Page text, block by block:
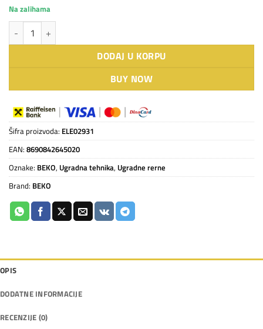
Na zalihama
BEKO BCBIE 17300 KSB ugradna rerna količina
DODAJ U KORPU
BUY NOW
Šifra proizvoda: ELE02931
EAN: 8690842645020
Oznake: BEKO, Ugradna tehnika, Ugradne rerne
Brand: BEKO
OPIS
DODATNE INFORMACIJE
RECENZIJE (0)